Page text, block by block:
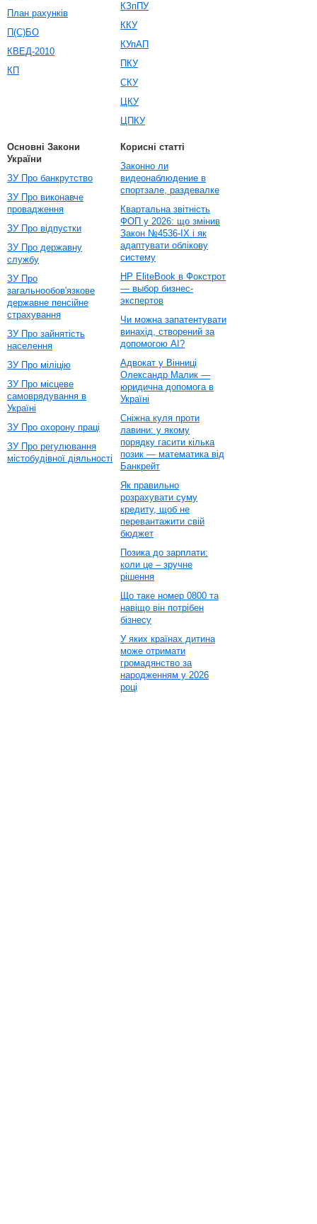
План рахунків
П(С)БО
КВЕД-2010
КП
КЗпПУ
ККУ
КУпАП
ПКУ
СКУ
ЦКУ
ЦПКУ
Основні Закони
України
ЗУ Про банкрутство
ЗУ Про виконавче
провадження
ЗУ Про відпустки
ЗУ Про державну
службу
ЗУ Про
загальнообов'язкове
державне пенсійне
страхування
ЗУ Про зайнятість
населення
ЗУ Про міліцію
ЗУ Про місцеве
самоврядування в
Україні
ЗУ Про охорону праці
ЗУ Про регулювання
містобудівної діяльності
Корисні статті
Законно ли
видеонаблюдение в
спортзале, раздевалке
Квартальна звітність
ФОП у 2026: що змінив
Закон №4536-IX і як
адаптувати облікову
систему
HP EliteBook в Фокстрот
— выбор бизнес-
экспертов
Чи можна запатентувати
винахід, створений за
допомогою AI?
Адвокат у Вінниці
Олександр Малик —
юридична допомога в
Україні
Сніжна куля проти
лавини: у якому
порядку гасити кілька
позик — математика від
Банкрейт
Як правильно
розрахувати суму
кредиту, щоб не
перевантажити свій
бюджет
Позика до зарплати:
коли це – зручне
рішення
Що таке номер 0800 та
навіщо він потрібен
бізнесу
У яких країнах дитина
може отримати
громадянство за
народженням у 2026
році